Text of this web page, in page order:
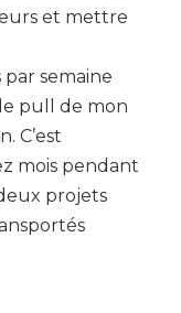
et mettre
semaine
pull de mon
C’est
mois pendant
projets